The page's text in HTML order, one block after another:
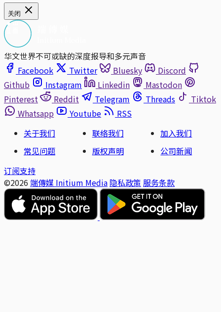
关闭
华文世界不可或缺的深度报导和多元声音
Facebook
Twitter Bluesky
Discord
Github
Instagram Linkedin
Mastodon
Pinterest
Reddit Telegram Threads
Tiktok
Whatsapp
Youtube
RSS
关于我们
联络我们
加入我们
常见问题
版权声明
公司新闻
订阅支持
©2026 端傳媒 Initium Media 隐私政策 服务条款